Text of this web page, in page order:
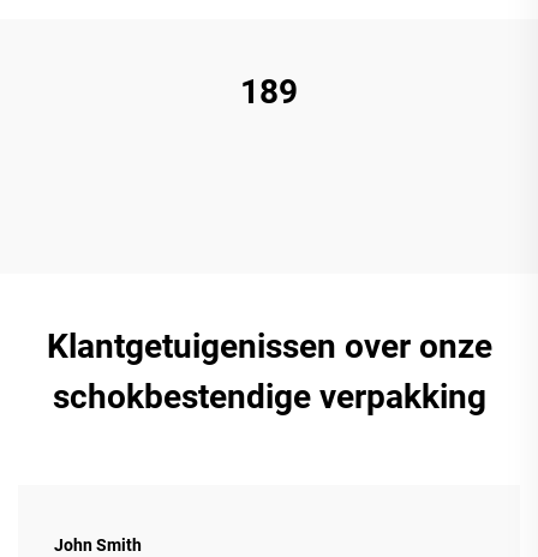
189
Klantgetuigenissen over onze
schokbestendige verpakking
John Smith